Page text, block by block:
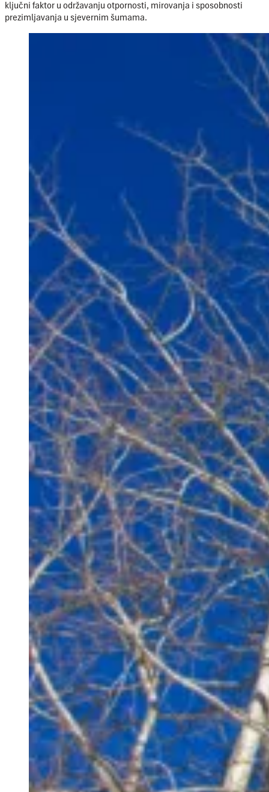
ključni faktor u održavanju otpornosti, mirovanja i sposobnosti
prezimljavanja u sjevernim šumama.